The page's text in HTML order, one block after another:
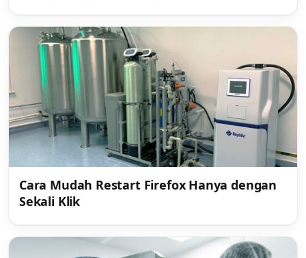
Cara Mudah Restart Firefox Hanya dengan
Sekali Klik